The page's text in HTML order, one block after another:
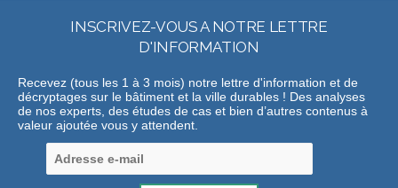
INSCRIVEZ-VOUS A NOTRE LETTRE
D'INFORMATION
Recevez (tous les 1 à 3 mois) notre lettre d'information et de
décryptages sur le bâtiment et la ville durables ! Des analyses
de nos experts, des études de cas et bien d’autres contenus à
valeur ajoutée vous y attendent.